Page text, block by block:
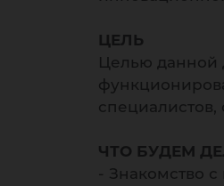
ЦЕЛЬ
Целью данной
ЧТО БУДЕМ
- Знакомство